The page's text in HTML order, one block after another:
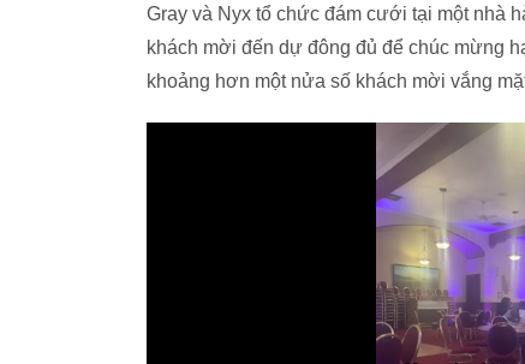
Gray và Nyx tổ chức đám cưới tại một nhà
khách mời đến dự đông đủ để chúc mừng
khoảng hơn một nửa số khách mời vắng